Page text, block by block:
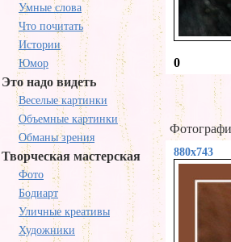
Умные слова
Что почитать
Истории
Юмор
Это надо видеть
Веселые картинки
Объемные картинки
Обманы зрения
Творческая мастерская
Фото
Бодиарт
Уличные креативы
Художники
0
880x743